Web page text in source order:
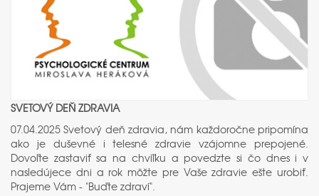
SVETOVÝ DEŇ ZDRAVIA
07.04.2025 Svetový deň zdravia, nám každoročne pripomína
ako je duševné i telesné zdravie vzájomne prepojené.
Dovoľte zastaviť sa na chvíľku a povedzte si čo dnes i v
nasledújece dni a rok môžte pre Vaše zdravie ešte urobiť.
Prajeme Vám - "Buďte zdraví".